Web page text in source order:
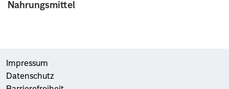
Nahrungsmittel
Impressum
Datenschutz